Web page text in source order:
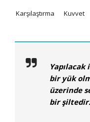
Karşılaştırma Kuvvet
Yapılacak
bir yük
üzerinde
bir şiltedir.